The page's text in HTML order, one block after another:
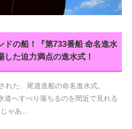
ドの船！『第733番船 命名進水
た迫力満点の進水式！
れた、尾道造船の命名進水式。
道へすべり落ちるのを間近で見れる
ゃあ…